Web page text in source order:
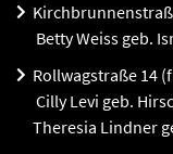
Betty Weiss geb.
Rollwagstraße 14
Cilly Levi geb.
Theresia Lindner